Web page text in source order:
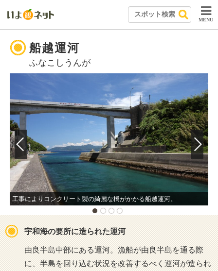
MENU
船越運河
ふなこしうんが
工事によりコンクリート製の綺麗な橋がかかる船越運河。
宇和海の要所に造られた運河
由良半島中部にある運河。漁船が由良半島を通る際
に、半島を回り込む状況を改善するべく運河が造られ